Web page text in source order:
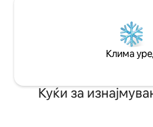
Клима
Куќи за